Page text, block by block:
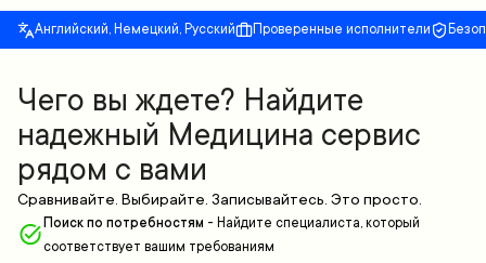
Английский, Немецкий, Русский Проверенные исполнители
Чего вы ждете? Найдите
надежный Медицина сервис
рядом с вами
Сравнивайте. Выбирайте. Записывайтесь. Это просто.
Поиск по потребностям - Найдите специалиста, который
соответствует вашим требованиям